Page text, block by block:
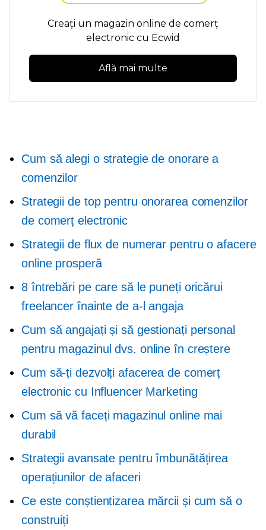
Creați un magazin online de comerț
electronic cu Ecwid
Află mai multe
Cum să alegi o strategie de onorare a
comenzilor
Strategii de top pentru onorarea comenzilor
de comerț electronic
Strategii de flux de numerar pentru o afacere
online prosperă
8 întrebări pe care să le puneți oricărui
freelancer înainte de a-l angaja
Cum să angajați și să gestionați personal
pentru magazinul dvs. online în creștere
Cum să-ți dezvolți afacerea de comerț
electronic cu Influencer Marketing
Cum să vă faceți magazinul online mai
durabil
Strategii avansate pentru îmbunătățirea
operațiunilor de afaceri
Ce este conștientizarea mărcii și cum să o
construiți